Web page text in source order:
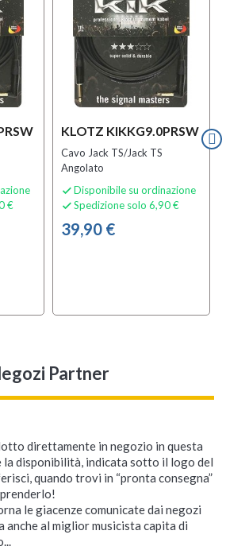
€
KLOTZ KIKKG9.0PRSW
Cavo Jack TS/Jack TS
Angolato
 Disponibile su ordinazione
 Spedizione solo 6,90 €
39,90 €
Partner
direttamente in negozio in questa
la disponibilità, indicata sotto il logo del
quando trovi in “pronta consegna”
le giacenze comunicate dai negozi
al miglior musicista capita di